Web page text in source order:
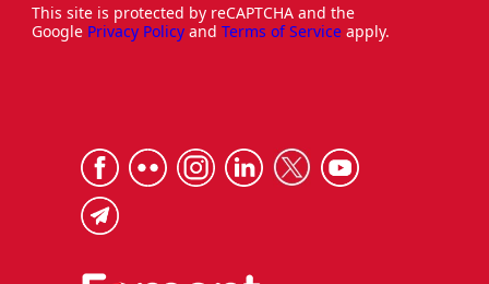
This site is protected by reCAPTCHA and the
Google Privacy Policy and Terms of Service apply.